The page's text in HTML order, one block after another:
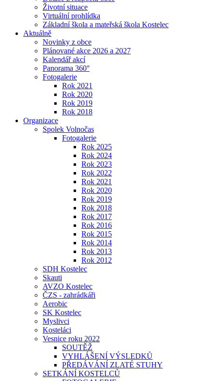
Životní situace
Virtuální prohlídka
Základní škola a mateřská škola Kostelec
Aktuálně
Novinky z obce
Plánované akce 2026 a 2027
Kalendář akcí
Panorama 360°
Fotogalerie
Rok 2021
Rok 2020
Rok 2019
Rok 2018
Organizace
Spolek Volnočas
Fotogalerie
Rok 2025
Rok 2024
Rok 2023
Rok 2022
Rok 2021
Rok 2020
Rok 2019
Rok 2018
Rok 2017
Rok 2016
Rok 2015
Rok 2014
Rok 2013
Rok 2012
SDH Kostelec
Skauti
AVZO Kostelec
ČZS - zahrádkáři
Aerobic
SK Kostelec
Myslivci
Kosteláci
Vesnice roku 2022
SOUTĚŽ
VYHLÁŠENÍ VÝSLEDKŮ
PŘEDÁVÁNÍ ZLATÉ STUHY
SETKÁNÍ KOSTELCŮ